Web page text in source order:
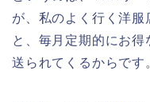
が、私のよく行く洋
と、毎月定期的にお
送られてくるからです